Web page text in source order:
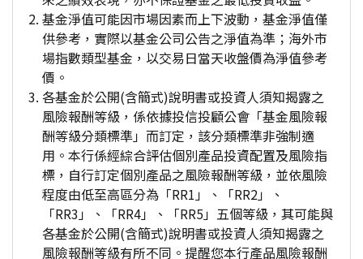
基金淨值可能因市場因素而上下波動，基金淨值僅
供參考，實際以基金公司公告之淨值為準；海外市
場指數類型基金，以交易日當天收盤價為淨值參考
價。
各基金於公開(含簡式)說明書或投資人須知揭露之
風險報酬等級，係依據投信投顧公會「基金風險報
酬等級分類標準」而訂定，該分類標準非強制適
用。本行係經綜合評估個別產品投資配置及風險指
標，自行訂定個別產品之風險報酬等級，並依風險
程度由低至高區分為「RR1」、「RR2」、
「RR3」、「RR4」、「RR5」五個等級，其可能與
各基金於公開(含簡式)說明書或投資人須知揭露之
風險報酬等級有所不同。提醒您本行產品風險報酬